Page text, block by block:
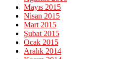
Mayıs 2015
Nisan 2015
Mart 2015
Şubat 2015
Ocak 2015
Aralık 2014